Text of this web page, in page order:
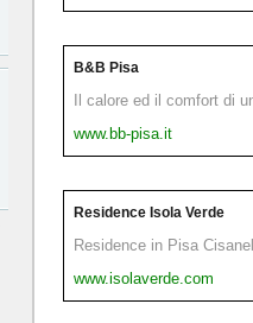
B&B Pisa
Il calore ed il comfort di
www.bb-pisa.it
Residence Isola Verde
Residence in Pisa
www.isolaverde.com